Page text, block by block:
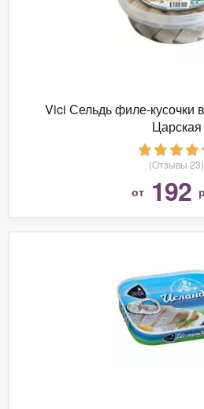
Vici Сельдь филе-кусочки
Царская
(Отзывы 23)
от 192